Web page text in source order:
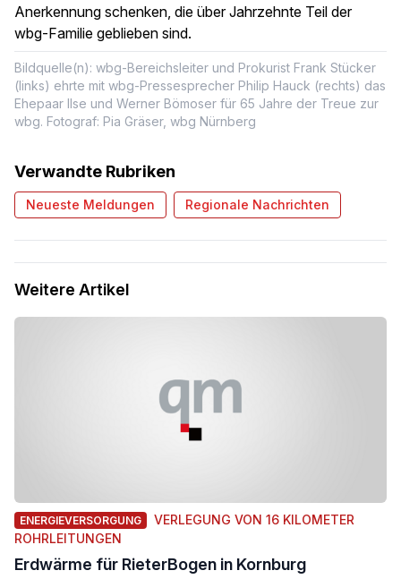
Anerkennung schenken, die über Jahrzehnte Teil der
wbg-Familie geblieben sind.
Bildquelle(n): wbg-Bereichsleiter und Prokurist Frank Stücker
(links) ehrte mit wbg-Pressesprecher Philip Hauck (rechts) das
Ehepaar Ilse und Werner Bömoser für 65 Jahre der Treue zur
wbg. Fotograf: Pia Gräser, wbg Nürnberg
Verwandte Rubriken
Neueste Meldungen Regionale Nachrichten
Weitere Artikel
ENERGIEVERSORGUNG
VERLEGUNG VON 16 KILOMETER
ROHRLEITUNGEN
Erdwärme für RieterBogen in Kornburg